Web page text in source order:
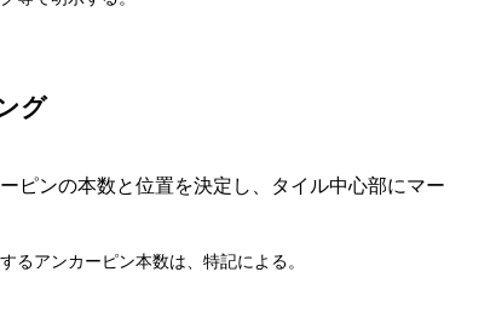
グ
ピンの本数と位置を決定し、タイル中心部にマー
るアンカーピン本数は、特記による。